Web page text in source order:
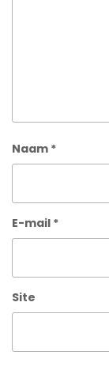
Naam *
E-mail *
Site